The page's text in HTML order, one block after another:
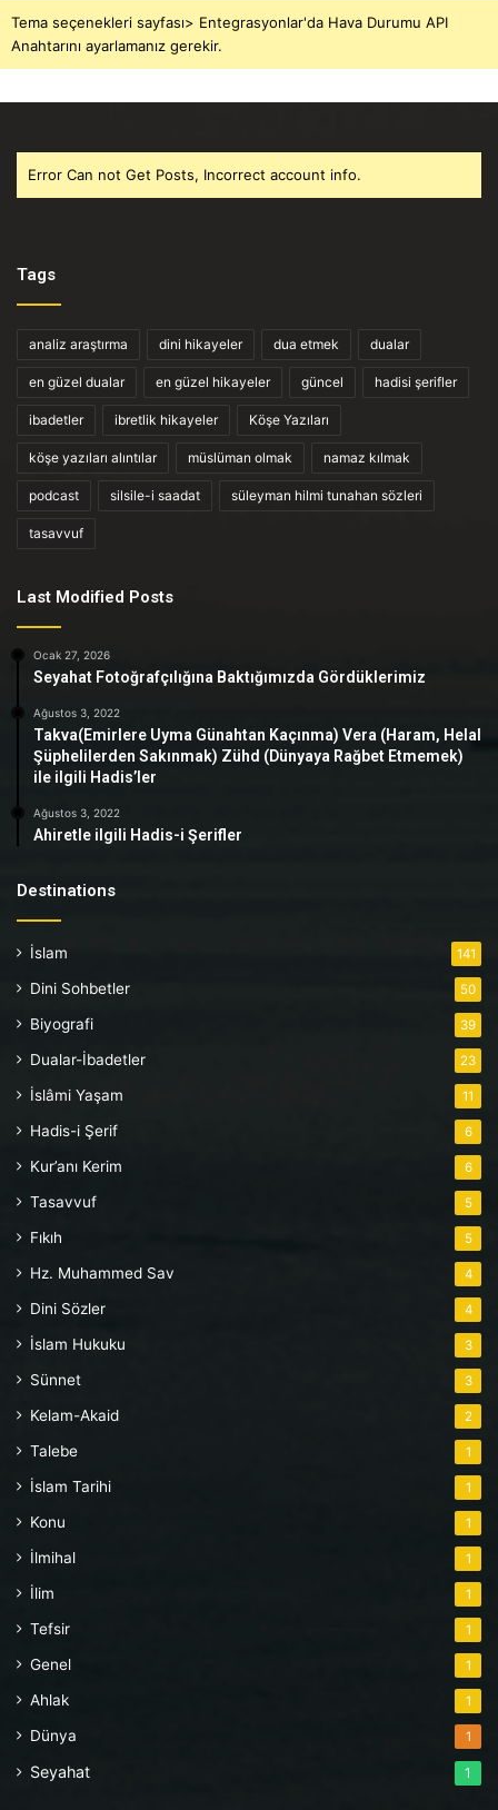
Tema seçenekleri sayfası> Entegrasyonlar'da Hava Durumu API
Anahtarını ayarlamanız gerekir.
Error Can not Get Posts, Incorrect account info.
Tags
analiz araştırma dini hikayeler dua etmek dualar
en güzel dualar en güzel hikayeler güncel hadisi şerifler
ibadetler ibretlik hikayeler Köşe Yazıları
köşe yazıları alıntılar müslüman olmak namaz kılmak
podcast silsile-i saadat süleyman hilmi tunahan sözleri
tasavvuf
Last Modified Posts
Ocak 27, 2026
Seyahat Fotoğrafçılığına Baktığımızda Gördüklerimiz
Ağustos 3, 2022
Takva(Emirlere Uyma Günahtan Kaçınma) Vera (Haram, Helal
Şüphelilerden Sakınmak) Zühd (Dünyaya Rağbet Etmemek)
ile ilgili Hadis’ler
Ağustos 3, 2022
Ahiretle ilgili Hadis-i Şerifler
Destinations
İslam 141
Dini Sohbetler 50
Biyografi 39
Dualar-İbadetler 23
İslâmi Yaşam 11
Hadis-i Şerif 6
Kur’anı Kerim 6
Tasavvuf 5
Fıkıh 5
Hz. Muhammed Sav 4
Dini Sözler 4
İslam Hukuku 3
Sünnet 3
Kelam-Akaid 2
Talebe 1
İslam Tarihi 1
Konu 1
İlmihal 1
İlim 1
Tefsir 1
Genel 1
Ahlak 1
Dünya 1
Seyahat 1